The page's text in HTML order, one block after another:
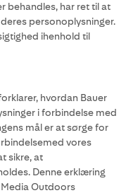
behandles, har ret til at
personoplysninger.
ihenhold til
hvordan Bauer
i forbindelse med
mål er at sørge for
vores
sikre, at
Denne erklæring
Outdoors